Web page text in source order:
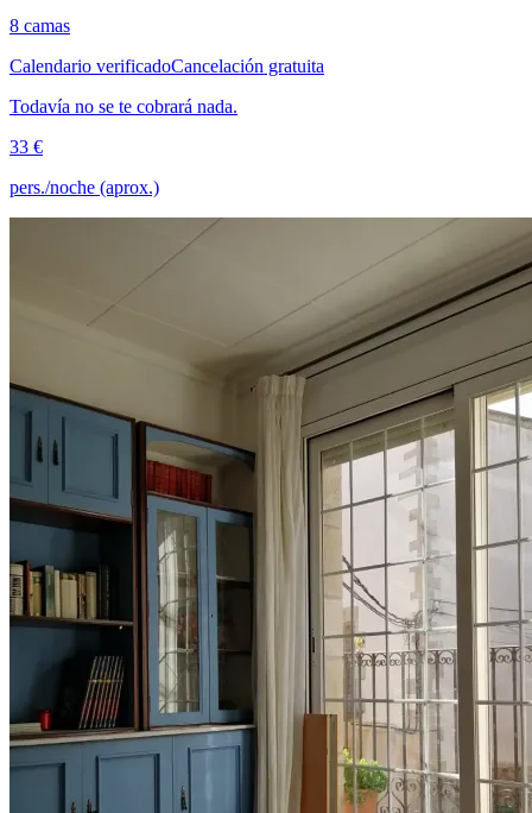
8 camas
Calendario verificadoCancelación gratuita
Todavía no se te cobrará nada.
33 €
pers./noche (aprox.)